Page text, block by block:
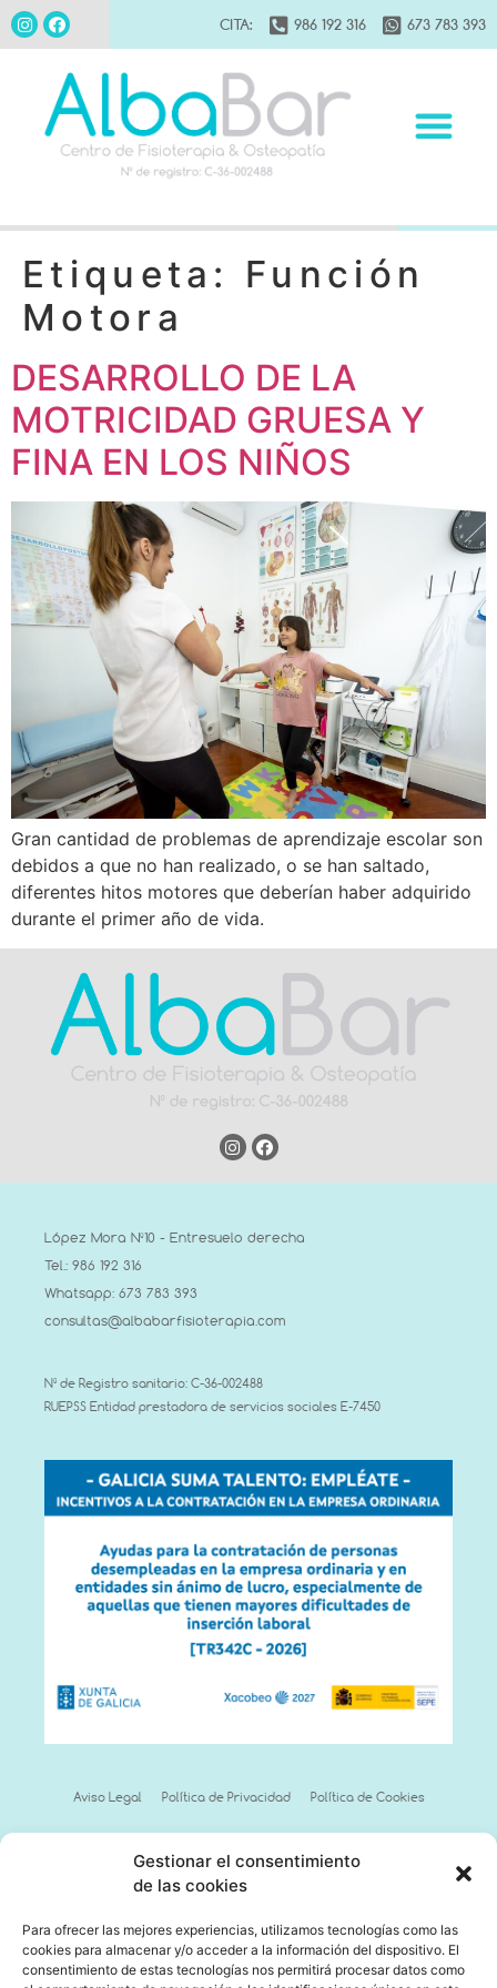
Gestionar el consentimiento
de las cookies
Para ofrecer las mejores experiencias, utilizamos tecnologías como las
cookies para almacenar y/o acceder a la información del dispositivo. El
consentimiento de estas tecnologías nos permitirá procesar datos como
CITA: 986 192 316 673 783 393
Etiqueta: Función
Motora
DESARROLLO DE LA
MOTRICIDAD GRUESA Y
FINA EN LOS NIÑOS
Gran cantidad de problemas de aprendizaje escolar son
debidos a que no han realizado, o se han saltado,
diferentes hitos motores que deberían haber adquirido
durante el primer año de vida.
López Mora Nº10 - Entresuelo derecha
Tel.: 986 192 316
Whatsapp: 673 783 393
consultas@albabarfisioterapia.com
Nº de Registro sanitario: C-36-002488
RUEPSS Entidad prestadora de servicios sociales E-7450
Aviso Legal Política de Privacidad Política de Cookies